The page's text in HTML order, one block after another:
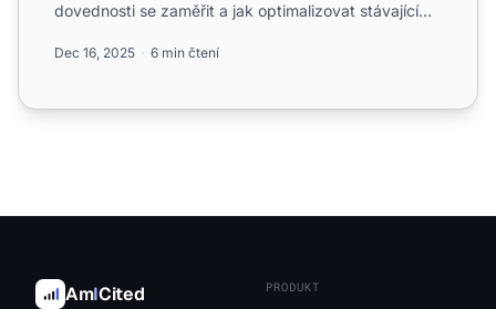
dovednosti se zaměřit a jak optimalizovat stávající
Dec 16, 2025 6 min čtení
AmICited PRODUKT